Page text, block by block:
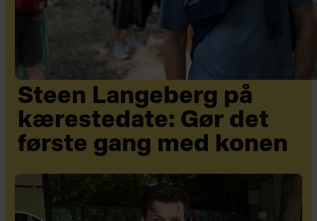
Steen Langeberg på
kærestedate: Gør det
første gang med konen